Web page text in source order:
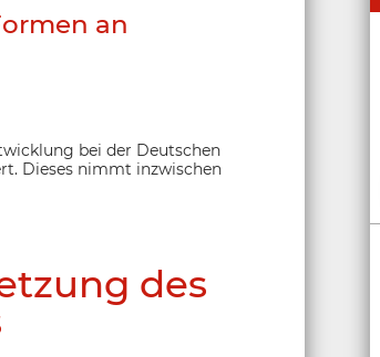
an
bei der Deutschen
Dieses nimmt inzwischen
des